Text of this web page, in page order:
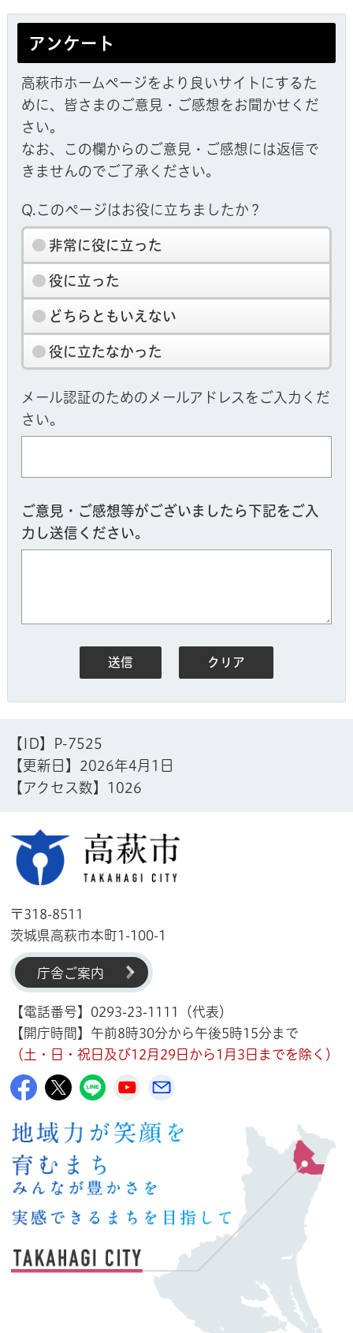
アンケート
高萩市ホームページをより良いサイトにするた
めに、皆さまのご意見・ご感想をお聞かせくだ
さい。
なお、この欄からのご意見・ご感想には返信で
きませんのでご了承ください。
Q.このページはお役に立ちましたか？
非常に役に立った
役に立った
どちらともいえない
役に立たなかった
メール認証のためのメールアドレスをご入力くだ
さい。
ご意見・ご感想等がございましたら下記をご入
力し送信ください。
【ID】
P-7525
【更新日】 2026年4月1日
【アクセス数】
1026
〒318-8511
茨城県高萩市本町1-100-1
庁舎ご案内
【電話番号】0293-23-1111（代表）
【開庁時間】午前8時30分から午後5時15分まで
（土・日・祝日及び12月29日から1月3日までを除く）
高萩市公式Facebook
高萩市公式X
高萩市公式LINE
高萩市YouTube公式チャンネル